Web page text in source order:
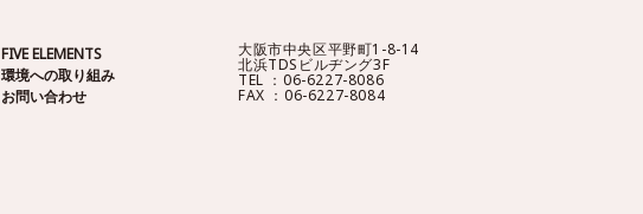
FIVE ELEMENTS
環境への取り組み
お問い合わせ
大阪市中央区平野町1-8-14
北浜TDSビルヂング3F
TEL ：06-6227-8086
FAX ：06-6227-8084